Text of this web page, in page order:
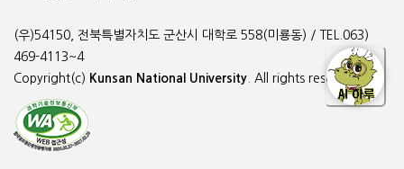
(우)54150, 전북특별자치도 군산시 대학로 558(미룡동) / TEL.063)
469-4113~4
Copyright(c) Kunsan National University . All rights reserved.